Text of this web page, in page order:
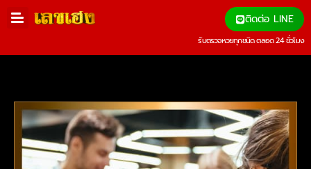
ติดต่อ LINE
รับตรวจหวยทุกชนิด ตลอด 24 ชั่วโมง